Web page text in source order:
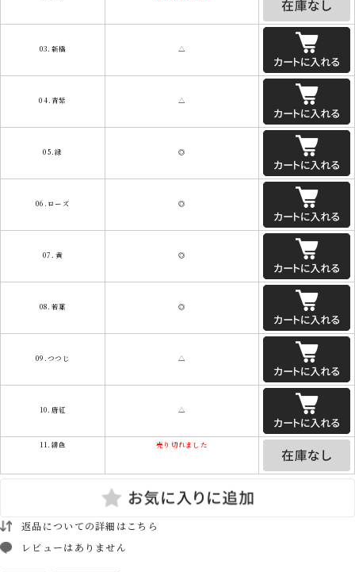
03.新橋 △
04.青紫 △
05.緑 ◎
06.ローズ ◎
07.黄 ◎
08.若葉 ◎
09.つつじ △
10.唐紅 △
11.緋色 売り切れました
返品についての詳細はこちら
レビューはありません